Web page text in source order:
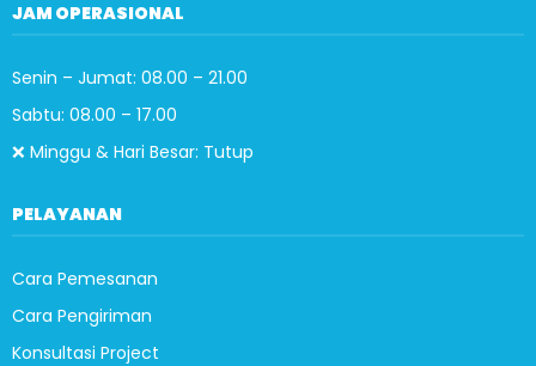
JAM OPERASIONAL
Senin – Jumat: 08.00 – 21.00
Sabtu: 08.00 – 17.00
❌ Minggu & Hari Besar: Tutup
PELAYANAN
Cara Pemesanan
Cara Pengiriman
Konsultasi Project